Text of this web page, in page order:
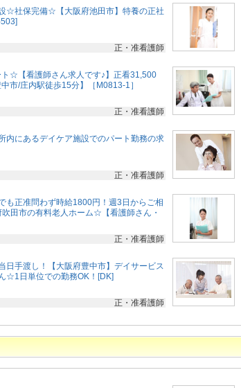
☆社保完備☆【大阪府池田市】特養の正社
正・准看護師
☆【看護師さん求人です♪】正看31,500
市/庄内駅徒歩15分】［M0813-1］
正・准看護師
内にあるデイケア施設でのパート勤務の求
正・准看護師
も正准問わず時給1800円！週3日からご相
田市の有料老人ホーム☆【看護師さん・
正・准看護師
日手渡し！【大阪府豊中市】デイサービス
☆1日単位での勤務OK！[DK]
正・准看護師